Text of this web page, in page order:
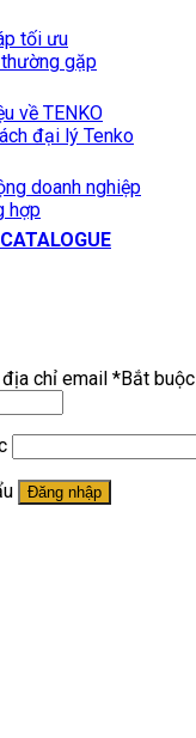
tối ưu
gặp
về TENKO
đại lý Tenko
doanh nghiệp
hợp
chỉ email *Bắt buộc
Đăng nhập